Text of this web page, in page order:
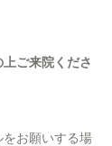
上ご来院くださ
をお願いする場